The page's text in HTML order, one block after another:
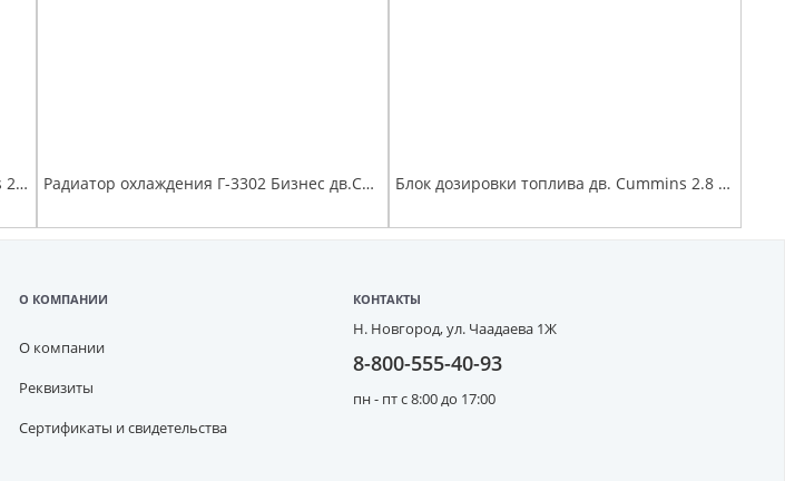
Патрубки радиатора Г-3302 дв.Cummins 2.8 (к-т 2шт) до 2012 г. силикон с хомутами Радиатор охлаждения Г-3302 Бизнес дв.Cummins , алюминевый паяный с ИНТЕРКУЛЕРОМ в сб. Блок дозировки топлива дв. Cummins 2.8 (актуатор) Евро-3 ( 0928400802/ SPR0328)
О КОМПАНИИ
О компании
Реквизиты
Сертификаты и свидетельства
КОНТАКТЫ
Н. Новгород,ул. Чаадаева 1Ж
8-800-555-40-93
пн - пт с 8:00 до 17:00